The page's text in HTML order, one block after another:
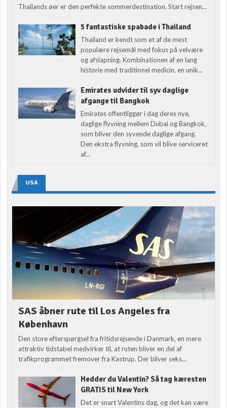
Thailands øer er den perfekte sommerdestination. Start rejsen...
5 fantastiske spabade i Thailand
Thailand er kendt som et af de mest
populære rejsemål med fokus på velvære
og afslapning. Kombinationen af en lang
historie med traditionel medicin, en unik...
Emirates udvider til syv daglige
afgange til Bangkok
Emirates offentliggør i dag deres nye,
daglige flyvning mellem Dubai og Bangkok,
som bliver den syvende daglige afgang.
Den ekstra flyvning, som vil blive serviceret
af...
USA
SAS åbner rute til Los Angeles fra
København
Den store efterspørgsel fra fritidsrejsende i Danmark, en mere
attraktiv tidstabel medvirker til, at ruten bliver en del af
trafikprogrammet fremover fra Kastrup. Der bliver seks...
Hedder du Valentin? Så tag kæresten
GRATIS til New York
Det er snart Valentins dag, og det kan være